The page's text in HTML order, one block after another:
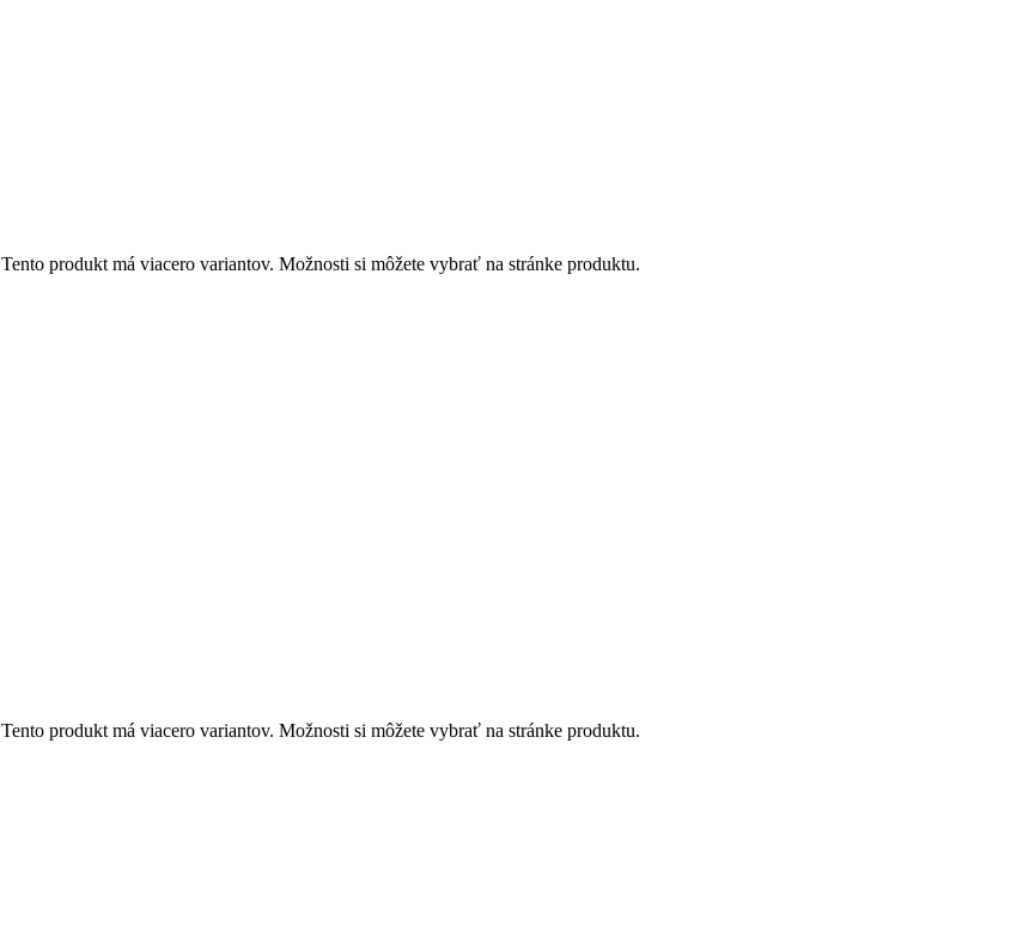
Tento produkt má viacero variantov. Možnosti si môžete vybrať na stránke produktu.
Tento produkt má viacero variantov. Možnosti si môžete vybrať na stránke produktu.